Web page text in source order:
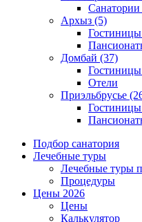
Санатории
Архыз (5)
Гостиницы
Домбай (37)
Гостиницы
Отели
Приэльбрусье
Гостиницы
Подбор санатория
Лечебные туры
Лечебные туры
Процедуры
Цены 2026
Цены
Калькулятор